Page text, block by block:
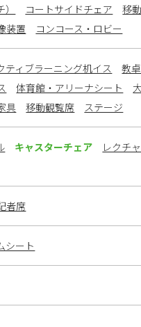
コートサイドチェア
移
装置 コンコース・ロビー
ティブラーニング机イス 教
体育館・アリーナシート
具
移動観覧席 ステージ
キャスターチェア
レクチ
者席
シート